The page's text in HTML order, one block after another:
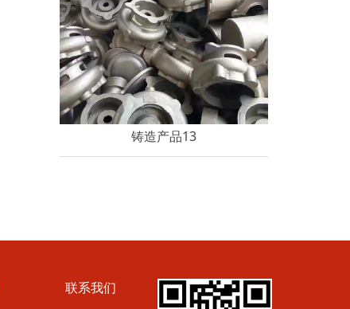
铸造产品13
联系我们